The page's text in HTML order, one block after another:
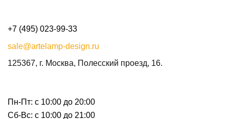
+7 (495) 023-99-33
sale@artelamp-design.ru
125367, г. Москва, Полесский проезд, 16.
Пн-Пт: с 10:00 до 20:00
Сб-Вс: с 10:00 до 21:00